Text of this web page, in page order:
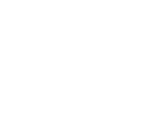
économiques
se distingue par sa
avant son potentiel
synthétiques, pouvant
désinfection